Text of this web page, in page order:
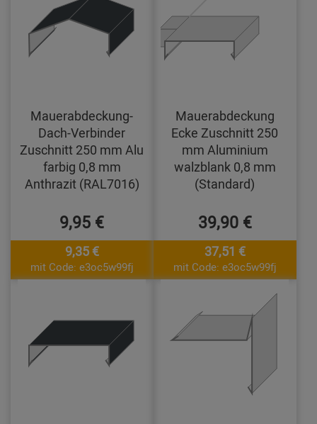
Mauerabdeckung-
Dach-Verbinder
Zuschnitt 250 mm Alu
farbig 0,8 mm
Anthrazit (RAL7016)
9,95 €
9,35 €
mit Code: e3oc5w99fj
Mauerabdeckung
Ecke Zuschnitt 250
mm Aluminium
walzblank 0,8 mm
(Standard)
39,90 €
37,51 €
mit Code: e3oc5w99fj